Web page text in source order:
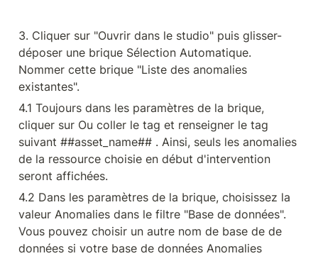
3. Cliquer sur "Ouvrir dans le studio" puis glisser-
déposer une brique Sélection Automatique.
Nommer cette brique "Liste des anomalies
existantes".
4.1 Toujours dans les paramètres de la brique,
cliquer sur Ou coller le tag et renseigner le tag
suivant ##asset_name## . Ainsi, seuls les anomalies
de la ressource choisie en début d'intervention
seront affichées.
4.2 Dans les paramètres de la brique, choisissez la
valeur Anomalies dans le filtre "Base de données".
Vous pouvez choisir un autre nom de base de de
données si votre base de données Anomalies